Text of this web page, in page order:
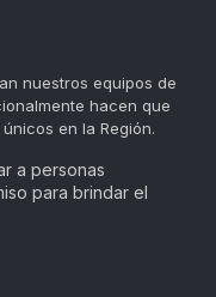
nuestros equipos de
hacen que
en la Región.
a personas
para brindar el